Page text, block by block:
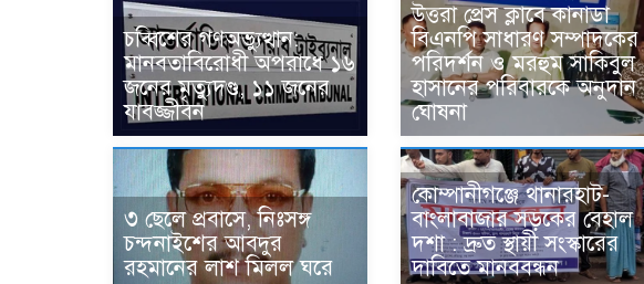
চব্বিশের গণঅভ্যুত্থান:
মানবতাবিরোধী অপরাধে ১৬
জনের মৃত্যুদণ্ড, ১১ জনের
যাবজ্জীবন
উত্তরা প্রেস ক্লাবে কানাডা
বিএনপি সাধারণ সম্পাদকের
পরিদর্শন ও মরহুম সাকিবুল
হাসানের পরিবারকে অনুদান
ঘোষনা
৩ ছেলে প্রবাসে, নিঃসঙ্গ
চন্দনাইশের আবদুর
রহমানের লাশ মিলল ঘরে
কোম্পানীগঞ্জে থানারহাট-
বাংলাবাজার সড়কের বেহাল
দশা : দ্রুত স্থায়ী সংস্কারের
দাবিতে মানববন্ধন